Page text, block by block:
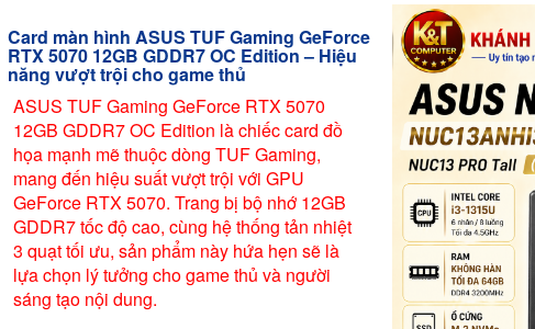
Card màn hình ASUS TUF Gaming GeForce
RTX 5070 12GB GDDR7 OC Edition – Hiệu
năng vượt trội cho game thủ
ASUS TUF Gaming GeForce RTX 5070
12GB GDDR7 OC Edition là chiếc card đồ
họa mạnh mẽ thuộc dòng TUF Gaming,
mang đến hiệu suất vượt trội với GPU
GeForce RTX 5070. Trang bị bộ nhớ 12GB
GDDR7 tốc độ cao, cùng hệ thống tản nhiệt
3 quạt tối ưu, sản phẩm này hứa hẹn sẽ là
lựa chọn lý tưởng cho game thủ và người
sáng tạo nội dung.